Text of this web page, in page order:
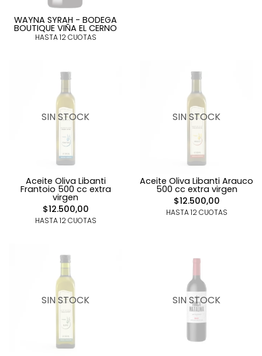
WAYNA SYRAH - BODEGA
BOUTIQUE VIÑA EL CERNO
HASTA 12 CUOTAS
SIN STOCK
Aceite Oliva Libanti
Frantoio 500 cc extra
virgen
$12.500,00
HASTA 12 CUOTAS
SIN STOCK
Aceite Oliva Libanti Arauco
500 cc extra virgen
$12.500,00
HASTA 12 CUOTAS
SIN STOCK SIN STOCK